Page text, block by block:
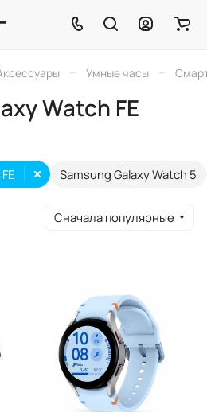
– Умные часы –
Watch FE
Samsung Galaxy Watch 5
Сначала популярные